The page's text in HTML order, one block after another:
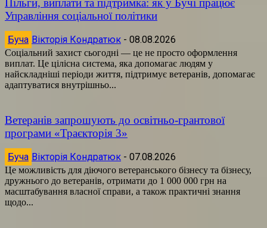
Управління соціальної політики
Буча Вікторія Кондратюк - 08.08.2026
Соціальний захист сьогодні — це не просто оформлення
виплат. Це цілісна система, яка допомагає людям у
найскладніші періоди життя, підтримує ветеранів, допомагає
адаптуватися внутрішньо...
Ветеранів запрошують до освітньо-грантової
програми «Траєкторія 3»
Буча Вікторія Кондратюк - 07.08.2026
Це можливість для діючого ветеранського бізнесу та бізнесу,
дружнього до ветеранів, отримати до 1 000 000 грн на
масштабування власної справи, а також практичні знання
щодо...